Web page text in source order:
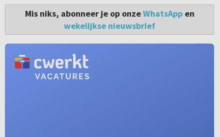
Mis niks, abonneer je op onzeWhatsAppen
wekelijkse nieuwsbrief